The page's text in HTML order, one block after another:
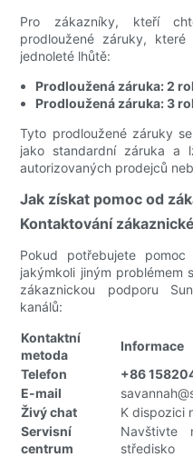
Pro zákazníky, kteří
prodloužené záruky,
jednoleté lhůtě:
Prodloužená záruka: 2
Prodloužená záruka: 3
Tyto prodloužené záruky
jako standardní záruka a
autorizovaných prodejců
Jak získat pomoc od
Kontaktování
Pokud potřebujete
jakýmkoli jiným problémem
zákaznickou podporu
kanálů:
Kontaktní
metoda
Informace
Telefon
+86
E-mail
Živý chat
K dispozici
Servisní
centrum
Navštivte
středisko